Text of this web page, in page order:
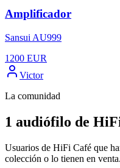
Amplificador
Sansui AU999
1200 EUR
Victor
La comunidad
1 audiófilo de
Usuarios de HiFi Café que
colección o lo tienen en venta.